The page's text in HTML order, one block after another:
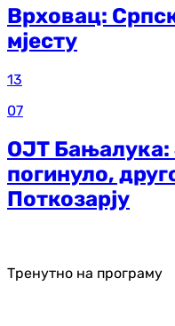
Врховац:
мјесту
13
07
ОЈТ Бањалука:
погинуло,
Поткозарју
Тренутно на програму